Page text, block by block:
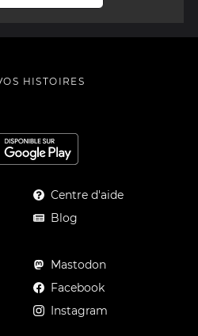
HISTOIRES
Centre d'aide
Blog
Mastodon
Facebook
Instagram